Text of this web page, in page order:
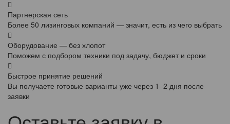
Партнерская сеть
Более 50 лизинговых компаний — значит, есть из чего выбрать
Оборудование — без хлопот
Поможем с подбором техники под задачу, бюджет и сроки
Быстрое принятие решений
Вы получаете готовые варианты уже через 1–2 дня после
заявки